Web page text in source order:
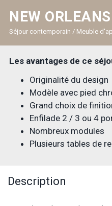
NEW ORLEANS
Séjour contemporain / Meuble
Les avantages de ce
Originalité du design
Modèle avec pied
Grand choix de
Enfilade 2 / 3 ou 4
Nombreux modules
Plusieurs tables de
Description